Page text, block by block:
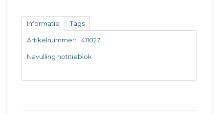
Informatie Tags
Artikelnummer: 411027
Navulling notitieblok